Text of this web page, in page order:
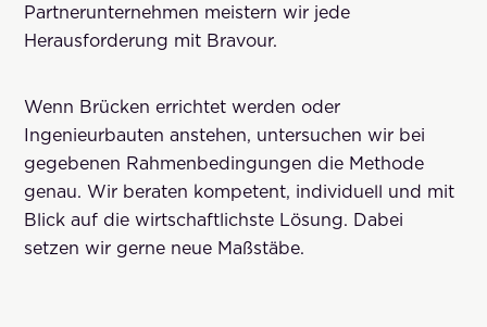
Partnerunternehmen meistern wir jede
Herausforderung mit Bravour.
Wenn Brücken errichtet werden oder
Ingenieurbauten anstehen, untersuchen wir bei
gegebenen Rahmenbedingungen die Methode
genau. Wir beraten kompetent, individuell und mit
Blick auf die wirtschaftlichste Lösung. Dabei
setzen wir gerne neue Maßstäbe.